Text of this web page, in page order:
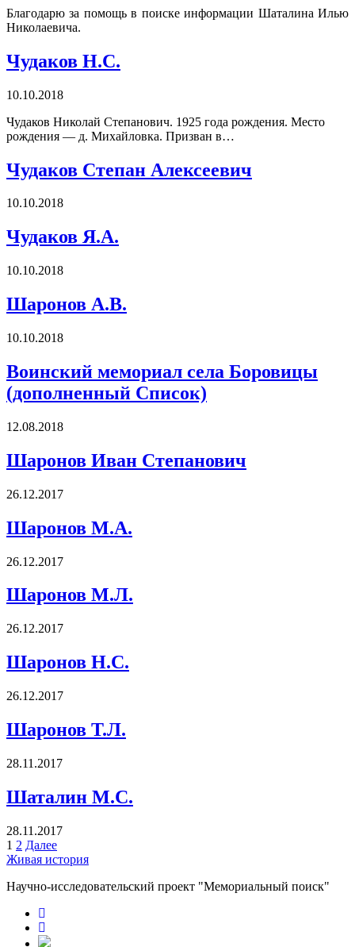
Благодарю за помощь в поиске информации Шаталина Илью
Николаевича.
Чудаков Н.С.
10.10.2018
Чудаков Николай Степанович. 1925 года рождения. Место
рождения — д. Михайловка. Призван в…
Чудаков Степан Алексеевич
10.10.2018
Чудаков Я.А.
10.10.2018
Шаронов А.В.
10.10.2018
Воинский мемориал села Боровицы
(дополненный Список)
12.08.2018
Шаронов Иван Степанович
26.12.2017
Шаронов М.А.
26.12.2017
Шаронов М.Л.
26.12.2017
Шаронов Н.С.
26.12.2017
Шаронов Т.Л.
28.11.2017
Шаталин М.С.
28.11.2017
Пагинация
записей
1 2 Далее
Живая история
Научно-исследовательский проект "Мемориальный поиск"
RuTube